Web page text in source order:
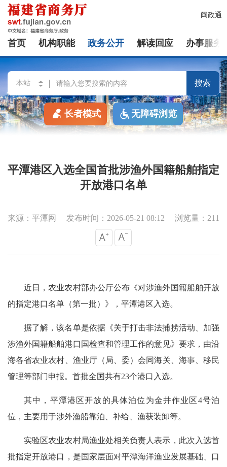
闽政通
首页 机构职能 政务公开 解读回应 办事服务
搜索
长者模式 无障碍浏览
平潭港区入选全国首批涉渔外国籍船舶指定
开放港口名单
来源：平潭网 发布时间：2026-05-21 08:12 浏览量：211
近日，农业农村部办公厅公布《对涉渔外国籍船舶开放
的指定港口名单（第一批）》，平潭港区入选。
据了解，该名单是依据《关于打击非法捕捞活动、加强
涉渔外国籍船舶港口国检查和管理工作的意见》要求，由沿
海各省农业农村、渔业厅（局、委）会同海关、海事、移民
管理等部门申报。首批全国共有23个港口入选。
其中，平潭港区开放的具体泊位为金井作业区4号泊
位，主要用于涉外渔船靠泊、补给、渔获装卸等。
实验区农业农村局渔业处相关负责人表示，此次入选首
批指定开放港口，是国家层面对平潭海洋渔业发展基础、口